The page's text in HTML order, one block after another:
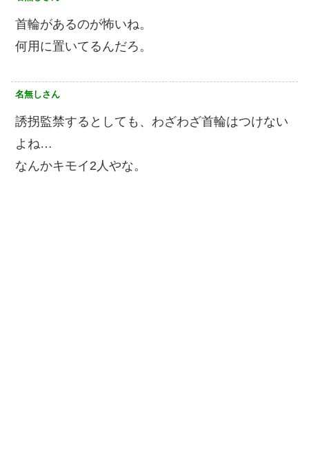
首輪があるのが怖いね。
何用に置いてるんだろ。
名無しさん
誘拐監禁するとしても、わざわざ首輪はつけない
よね…
なんかキモイ2人やな。